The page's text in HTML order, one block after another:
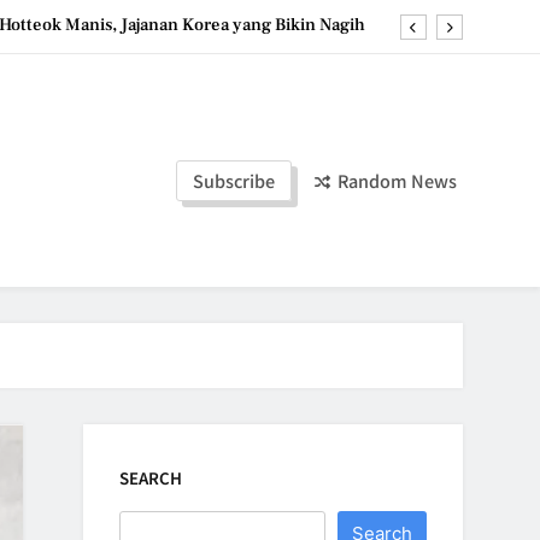
Hotteok Manis, Jajanan Korea yang Bikin Nagih
the Simple Ingredients That Make It Perfect
Tzatziki Yogurt Saus Segar Favorit Mediterania
Subscribe Random News
SEARCH
Search